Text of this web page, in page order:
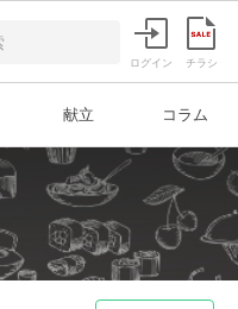
ログイン チラシ
献立 コラム